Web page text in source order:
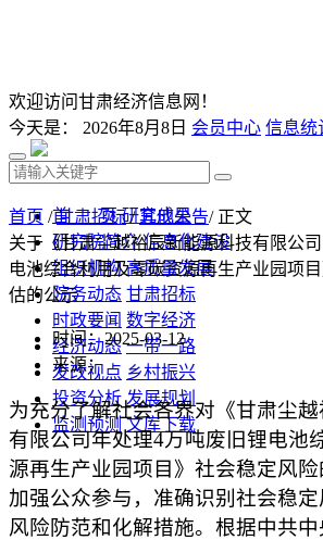
欢迎访问甘肃经济信息网！
今天是： 2026年8月8日 会员中心 信息统
首 页 研究成果
研究院简介 信息化建设
组织机构 高质量发展
院务动态 甘肃招标
时政要闻 数字经济
经济动态 一带一路
发改视点 乡村振兴
投资分析 发展规划
监测预测 文库下载
首页 /甘肃招标/其他公告/ 正文
关于《甘肃尘越裕辰新能源科技有限公
电池综合利用及零碳资源再生产业园项
估的公示
时间：2025-03-12
来源：
为充分了解社会各界对《甘肃尘
有限公司年处理4万吨废旧锂电池
源再生产业园项目 》社会稳定风险
加强公众参与，准确识别社会稳
风险防范和化解措施。根据中共